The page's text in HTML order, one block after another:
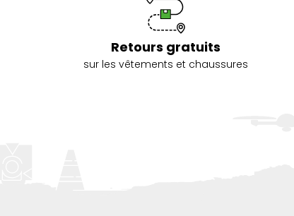
Retours gratuits
sur les vêtements et chaussures